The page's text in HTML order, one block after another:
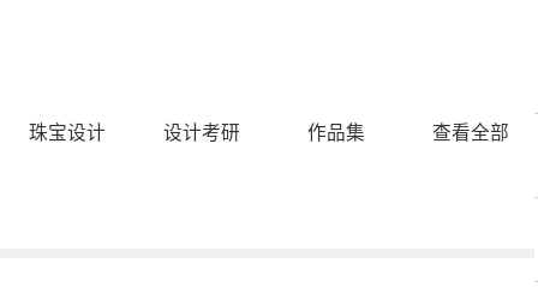
珠宝设计 设计考研 作品集 查看全部